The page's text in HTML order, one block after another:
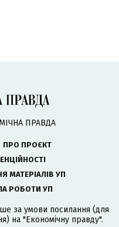
ПРАВДА
ПРО ПРОЄКТ
МАТЕРІАЛІВ УП
РОБОТИ УП
за умови посилання (для
на "Економічну правду".